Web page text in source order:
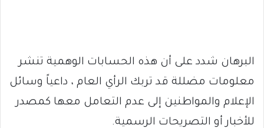
البرهان شدد على أن هذه الحسابات الوهمية تنشر
معلومات مضللة قد تربك الرأي العام ، داعياً وسائل
الإعلام والمواطنين إلى عدم التعامل معها كمصدر
للأخبار أو التصريحات الرسمية.